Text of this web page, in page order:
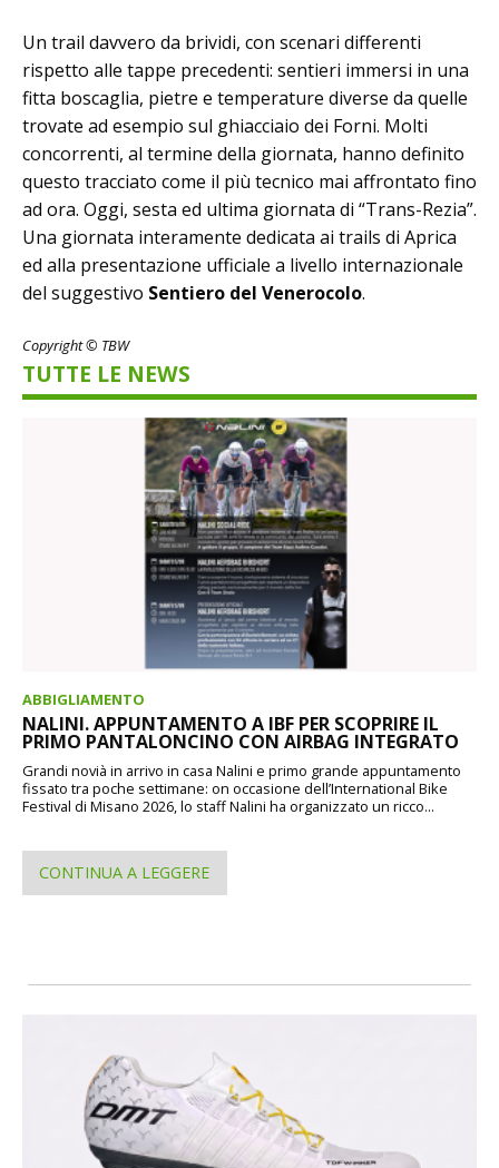
Un trail davvero da brividi, con scenari differenti
rispetto alle tappe precedenti: sentieri immersi in una
fitta boscaglia, pietre e temperature diverse da quelle
trovate ad esempio sul ghiacciaio dei Forni. Molti
concorrenti, al termine della giornata, hanno definito
questo tracciato come il più tecnico mai affrontato fino
ad ora. Oggi, sesta ed ultima giornata di “Trans-Rezia”.
Una giornata interamente dedicata ai trails di Aprica
ed alla presentazione ufficiale a livello internazionale
del suggestivo Sentiero del Venerocolo.
Copyright © TBW
TUTTE LE NEWS
ABBIGLIAMENTO
NALINI. APPUNTAMENTO A IBF PER SCOPRIRE IL
PRIMO PANTALONCINO CON AIRBAG INTEGRATO
Grandi novià in arrivo in casa Nalini e primo grande appuntamento
fissato tra poche settimane: on occasione dell’International Bike
Festival di Misano 2026, lo staff Nalini ha organizzato un ricco...
CONTINUA A LEGGERE